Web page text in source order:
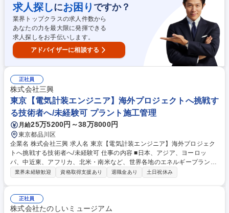
容に応じた修理対応 ■新規マシンの設置作業 ★独り立ち後には、事前にア
サインされた現場への直行直帰も可能です。 ※修理依頼はコールセンター
に電話が入りその後振り分けられるため、緊急の呼び出しなどは発生いた
しません。 ※1日3～4案件、設置の場合を除き、1件1時間～1時間30分程
度が基本となります。 募集職種 業界未経験歓迎【岡山】サービスエンジ
ニア★UCCグループ/突発的な夜勤や出動無
求人探しにお困り ですか？
業界トップクラスの求人件数から
あなたの力を最大限に発揮できる
求人探しをお手伝いします。
アドバイザーに相談する
正社員
株式会社三興
東京【電気計装エンジニア】海外プロジェクトへ挑戦す
る技術者へ/未経験可 プラント施工管理
月給25万5200円～38万8000円
東京都品川区
企業名 株式会社三興 求人名 東京【電気計装エンジニア】海外プロジェク
トへ挑戦する技術者へ/未経験可 仕事の内容 ■日本、アジア、ヨーロッ
パ、中近東、アフリカ、北米・南米など、世界各地のエネルギープラント
（電気・ガス）や大型化学プラントの新設・大規模保全プロジェクトに携
できるよう「計測制御（計装）分野」のプラントエンジニアとして、現場
計器・制御盤の配置や配線・配管の設計から、工事の管理（施工管理）、
業界未経験歓迎 資格取得支援あり 退職金あり 土日祝休み
正社員
株式会社たのしいミュージアム